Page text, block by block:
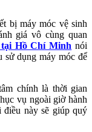
bị máy móc vệ sinh
giá vô cùng quan
tại Hồ Chí Minh nói
sử dụng máy móc để
chính là thời gian
vụ ngoài giờ hành
này sẽ giúp quý